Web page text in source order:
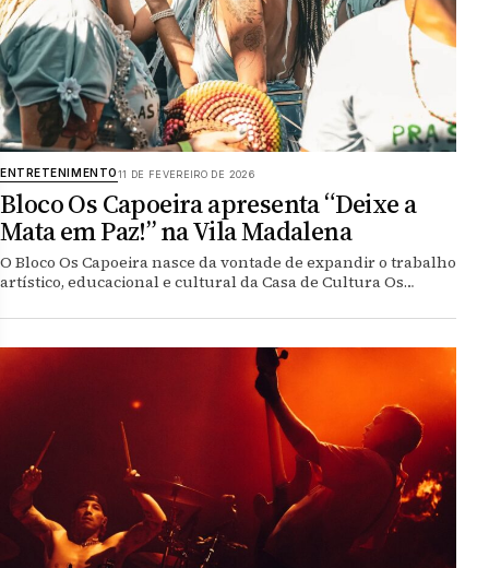
ENTRETENIMENTO11 DE FEVEREIRO DE 2026
Bloco Os Capoeira apresenta “Deixe a
Mata em Paz!” na Vila Madalena
O Bloco Os Capoeira nasce da vontade de expandir o trabalho
artístico, educacional e cultural da Casa de Cultura Os…